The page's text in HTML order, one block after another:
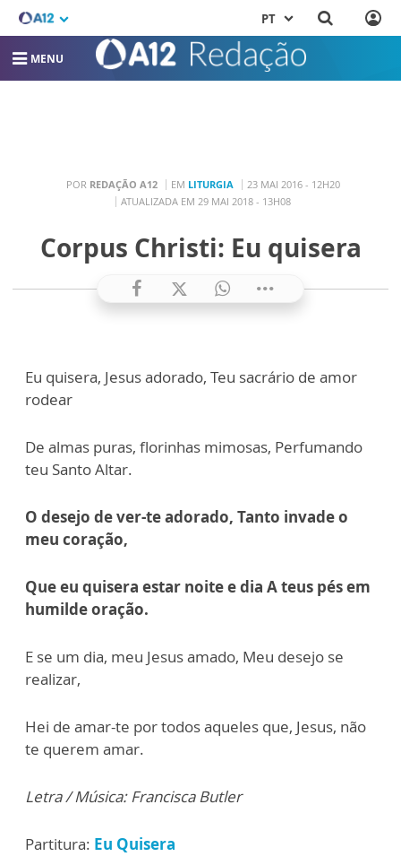
PT
MENU
POR REDAÇÃO A12 EM LITURGIA
23 MAI 2016 - 12H20
ATUALIZADA EM 29 MAI 2018 - 13H08
Corpus Christi: Eu quisera
Eu quisera, Jesus adorado, Teu sacrário de amor
rodear
De almas puras, florinhas mimosas, Perfumando
teu Santo Altar.
O desejo de ver-te adorado, Tanto invade o
meu coração,
Que eu quisera estar noite e dia A teus pés em
humilde oração.
E se um dia, meu Jesus amado, Meu desejo se
realizar,
Hei de amar-te por todos aqueles que, Jesus, não
te querem amar.
Letra / Música: Francisca Butler
Partitura: Eu Quisera